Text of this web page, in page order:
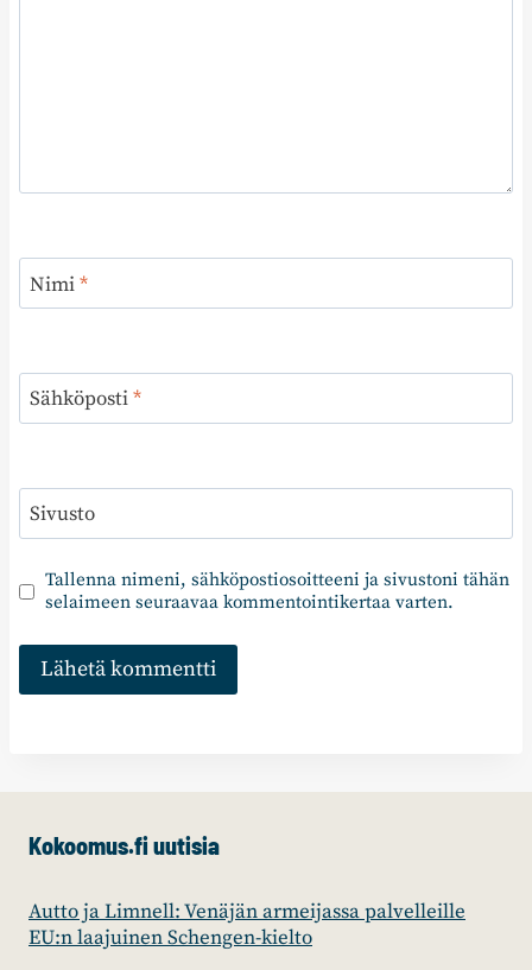
Nimi*
Sähköposti*
Sivusto
Tallenna nimeni, sähköpostiosoitteeni ja sivustoni tähän
selaimeen seuraavaa kommentointikertaa varten.
Kokoomus.fi uutisia
Autto ja Limnell: Venäjän armeijassa palvelleille
EU:n laajuinen Schengen-kielto